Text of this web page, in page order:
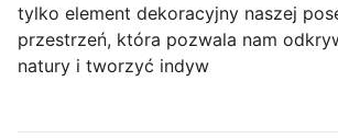
tylko element dekoracyjny naszej
przestrzeń, która pozwala nam
natury i tworzyć indyw